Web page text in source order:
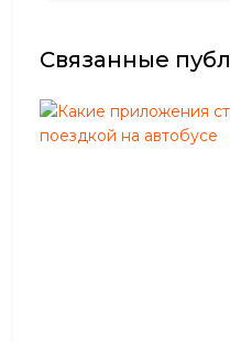
Связанные